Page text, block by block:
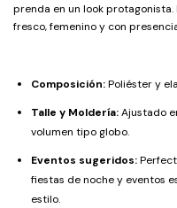
prenda en un look
fresco, femenino y con
Composición:Poliéster y
Talle y Moldería:Ajustado
volumen tipo globo.
Eventos sugeridos:
fiestas de noche y eventos
estilo.